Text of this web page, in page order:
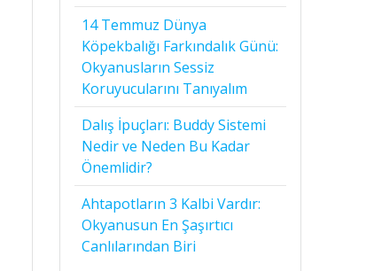
14 Temmuz Dünya
Köpekbalığı Farkındalık Günü:
Okyanusların Sessiz
Koruyucularını Tanıyalım
Dalış İpuçları: Buddy Sistemi
Nedir ve Neden Bu Kadar
Önemlidir?
Ahtapotların 3 Kalbi Vardır:
Okyanusun En Şaşırtıcı
Canlılarından Biri